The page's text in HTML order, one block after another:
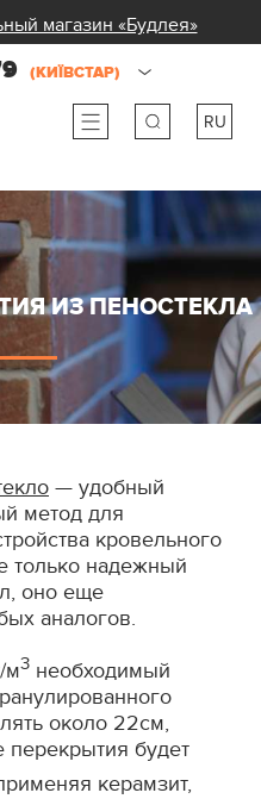
магазин «Будлея»
(КИЇВСТАР)
RU
ua
ИЗ ПЕНОСТЕКЛА
— удобный
метод для
кровельного
только надежный
оно еще
аналогов.
м3 необходимый
около 22см,
перекрытия будет
керамзит,